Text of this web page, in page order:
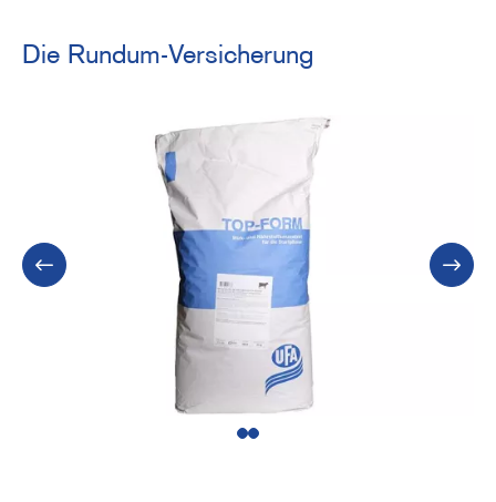
Die Rundum-Versicherung
12